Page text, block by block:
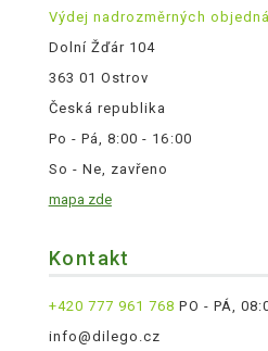
Výdej nadrozměrných
Dolní Žďár 104
363 01 Ostrov
Česká republika
Po - Pá, 8:00 - 16:00
So - Ne, zavřeno
mapa zde
Kontakt
+420 777 961 768 PO - PÁ,
info@dilego.cz